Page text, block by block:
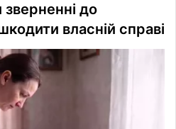
до
власній справі